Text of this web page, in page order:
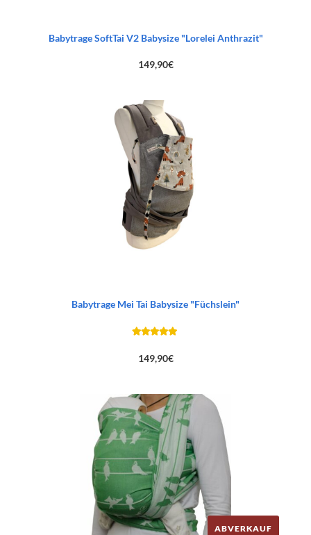
Babytrage SoftTai V2 Babysize "Lorelei Anthrazit"
149,90€
Babytrage Mei Tai Babysize "Füchslein"
149,90€
ABVERKAUF